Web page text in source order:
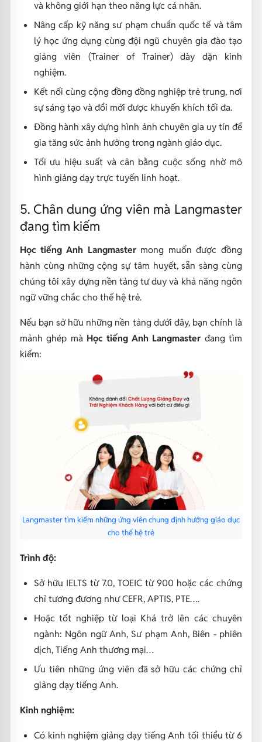
và không giới hạn theo năng lực cá nhân.
Nâng cấp kỹ năng sư phạm chuẩn quốc tế và tâm
lý học ứng dụng cùng đội ngũ chuyên gia đào tạo
giảng viên (Trainer of Trainer) dày dặn kinh
nghiệm.
Kết nối cùng cộng đồng đồng nghiệp trẻ trung, nơi
sự sáng tạo và đổi mới được khuyến khích tối đa.
Đồng hành xây dựng hình ảnh chuyên gia uy tín để
gia tăng sức ảnh hưởng trong ngành giáo dục.
Tối ưu hiệu suất và cân bằng cuộc sống nhờ mô
hình giảng dạy trực tuyến linh hoạt.
5. Chân dung ứng viên mà Langmaster
đang tìm kiếm
Học tiếng Anh Langmastermong muốn được đồng
hành cùng những cộng sự tâm huyết, sẵn sàng cùng
chúng tôi xây dựng nền tảng tư duy và khả năng ngôn
ngữ vững chắc cho thế hệ trẻ.
Nếu bạn sở hữu những nền tảng dưới đây, bạn chính là
mảnh ghép mà Học tiếng Anh Langmaster đang tìm
kiếm:
Langmaster tìm kiếm những ứng viên chung định hướng giáo dục
cho thế hệ trẻ
Trình độ:
Sở hữu IELTS từ 7.0, TOEIC từ 900 hoặc các chứng
chỉ tương đương như CEFR, APTIS, PTE….
Hoặc tốt nghiệp từ loại Khá trở lên các chuyên
ngành: Ngôn ngữ Anh, Sư phạm Anh, Biên - phiên
dịch, Tiếng Anh thương mại…
Ưu tiên những ứng viên đã sở hữu các chứng chỉ
giảng dạy tiếng Anh.
Kinh nghiệm:
Có kinh nghiệm giảng dạy tiếng Anh tối thiểu từ 6